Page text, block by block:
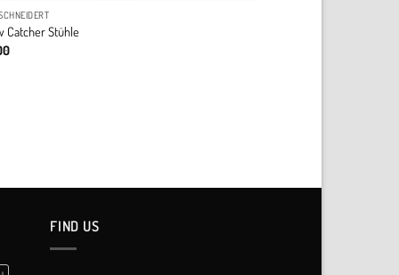
Catcher Stühle
FIND US